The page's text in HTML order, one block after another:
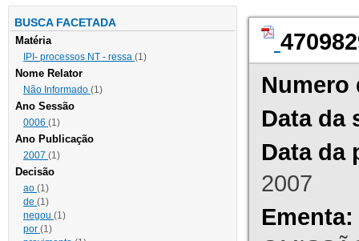
BUSCA FACETADA
Matéria
IPI- processos NT - ressa (1)
Nome Relator
Não Informado (1)
Ano Sessão
0006 (1)
Ano Publicação
2007 (1)
Decisão
ao (1)
de (1)
negou (1)
por (1)
Numero
Data da
Data da
2007
Ementa: